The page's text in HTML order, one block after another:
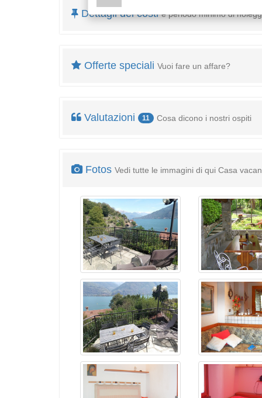
Dettagli dei costie periodo minimo di
Offerte speciali Vuoi fare un affare?
Valutazioni 11 Cosa dicono i nostri ospiti
Fotos Vedi tutte le immagini di qui Casa